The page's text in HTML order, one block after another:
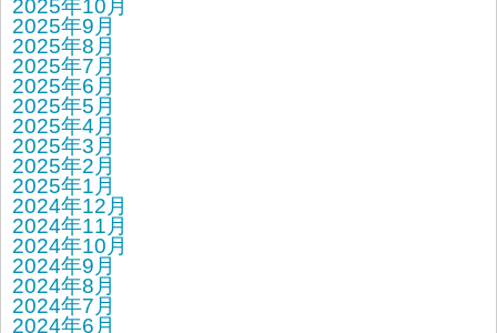
2025年10月
2025年9月
2025年8月
2025年7月
2025年6月
2025年5月
2025年4月
2025年3月
2025年2月
2025年1月
2024年12月
2024年11月
2024年10月
2024年9月
2024年8月
2024年7月
2024年6月